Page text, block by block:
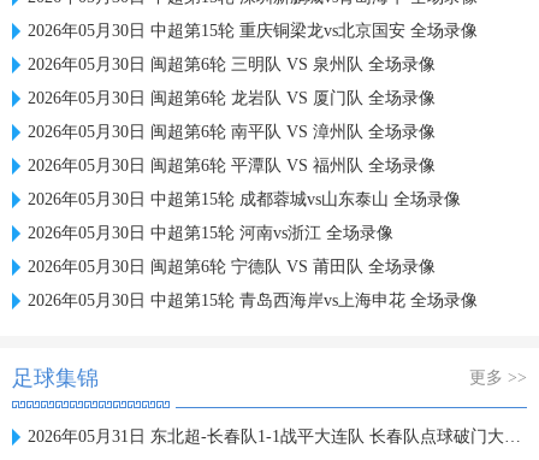
2026年05月30日 中超第15轮 重庆铜梁龙vs北京国安 全场录像
2026年05月30日 闽超第6轮 三明队 VS 泉州队 全场录像
2026年05月30日 闽超第6轮 龙岩队 VS 厦门队 全场录像
2026年05月30日 闽超第6轮 南平队 VS 漳州队 全场录像
2026年05月30日 闽超第6轮 平潭队 VS 福州队 全场录像
2026年05月30日 中超第15轮 成都蓉城vs山东泰山 全场录像
2026年05月30日 中超第15轮 河南vs浙江 全场录像
2026年05月30日 闽超第6轮 宁德队 VS 莆田队 全场录像
2026年05月30日 中超第15轮 青岛西海岸vs上海申花 全场录像
足球集锦 更多 >>
2026年05月31日 东北超-长春队1-1战平大连队 长春队点球破门大连队补射扳平